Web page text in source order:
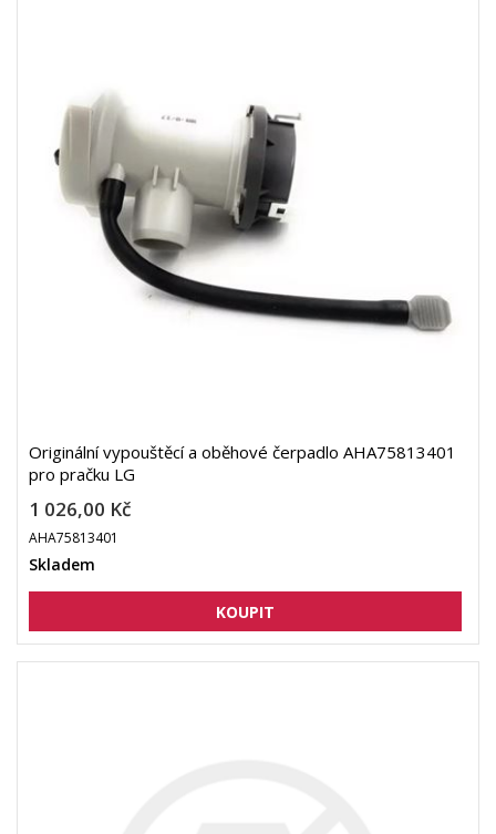
Originální vypouštěcí a oběhové čerpadlo AHA75813401
pro pračku LG
1 026,00 Kč
AHA75813401
Skladem